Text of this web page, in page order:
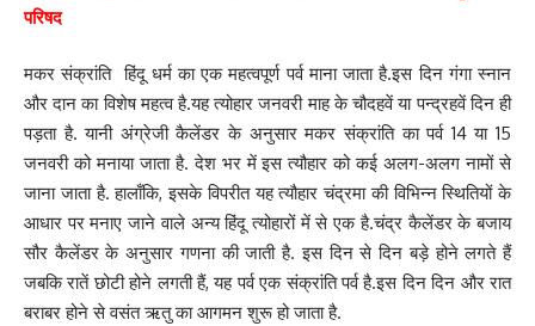
परिषद
मकर संक्रांति हिंदू धर्म का एक महत्वपूर्ण पर्व माना जाता है.इस दिन गंगा स्नान
और दान का विशेष महत्व है.यह त्योहार जनवरी माह के चौदहवें या पन्द्रहवें दिन ही
पड़ता है. यानी अंग्रेजी कैलेंडर के अनुसार मकर संक्रांति का पर्व 14 या 15
जनवरी को मनाया जाता है. देश भर में इस त्यौहार को कई अलग-अलग नामों से
जाना जाता है. हालाँकि, इसके विपरीत यह त्यौहार चंद्रमा की विभिन्न स्थितियों के
आधार पर मनाए जाने वाले अन्य हिंदू त्योहारों में से एक है.चंद्र कैलेंडर के बजाय
सौर कैलेंडर के अनुसार गणना की जाती है. इस दिन से दिन बड़े होने लगते हैं
जबकि रातें छोटी होने लगती हैं, यह पर्व एक संक्रांति पर्व है.इस दिन दिन और रात
बराबर होने से वसंत ऋतु का आगमन शुरू हो जाता है.